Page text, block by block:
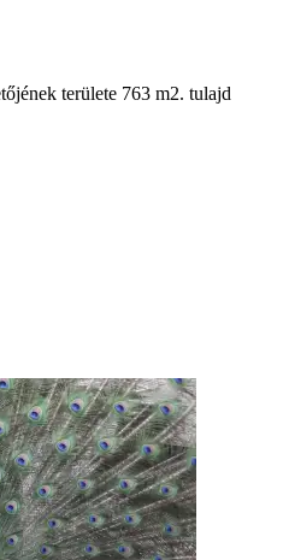
területe 763 m2. tulajd